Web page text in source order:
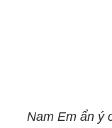
Nam Em ẩn ý